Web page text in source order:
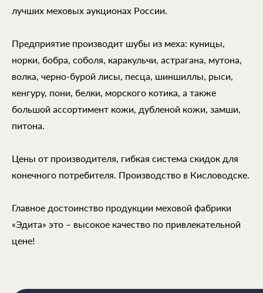
лучших меховых аукционах России.
Предприятие производит шубы из меха: куницы,
норки, бобра, соболя, каракульчи, астрагана, мутона,
волка, черно-бурой лисы, песца, шиншиллы, рыси,
кенгуру, пони, белки, морского котика, а также
большой ассортимент кожи, дубленой кожи, замши,
питона.
Цены от производителя, гибкая система скидок для
конечного потребителя. Производство в Кисловодске.
Главное достоинство продукции меховой фабрики
«Эдита» это – высокое качество по привлекательной
цене!